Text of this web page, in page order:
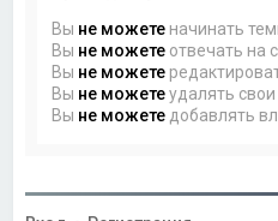
Вы не можете начинать
Вы не можете отвечать на
Вы не можете
Вы не можетеудалять
Вы не можете добавлять